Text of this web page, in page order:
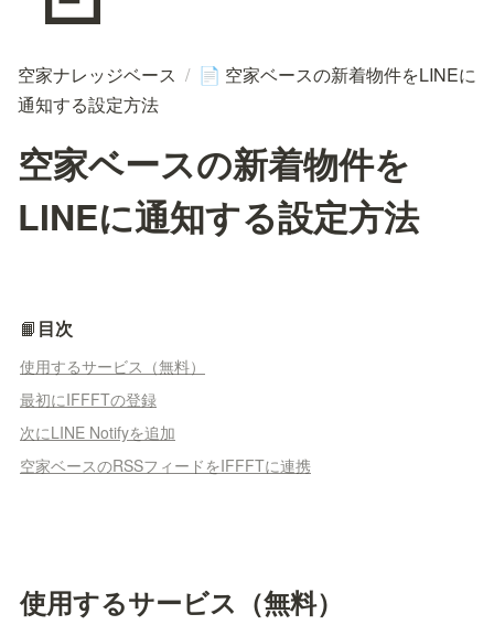
空家ナレッジベース / 📄 空家ベースの新着物件をLINEに
通知する設定方法
空家ベースの新着物件を
LINEに通知する設定方法
📙 目次
使用するサービス（無料）
最初にIFFFTの登録
次にLINE Notifyを追加
空家ベースのRSSフィードをIFFFTに連携
使用するサービス（無料）